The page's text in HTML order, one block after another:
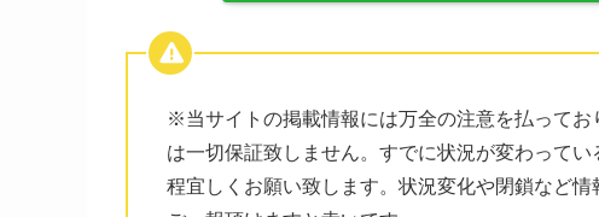
※当サイトの掲載情報には万全の注意を払って
は一切保証致しません。すでに状況が変わって
程宜しくお願い致します。状況変化や閉鎖など